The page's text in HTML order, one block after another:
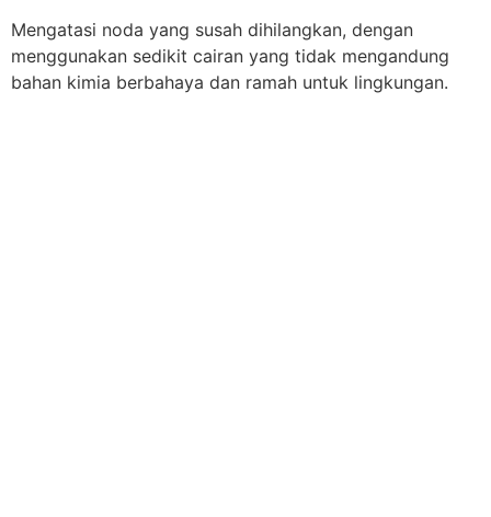
Mengatasi noda yang susah dihilangkan, dengan
menggunakan sedikit cairan yang tidak mengandung
bahan kimia berbahaya dan ramah untuk lingkungan.